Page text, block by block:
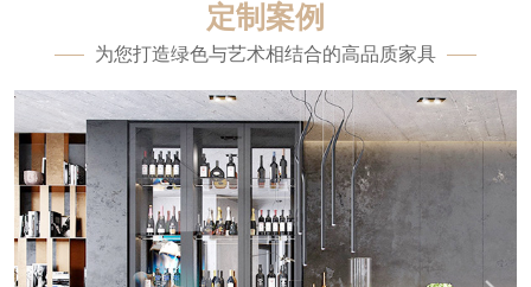
定制案例
为您打造绿色与艺术相结合的高品质家具